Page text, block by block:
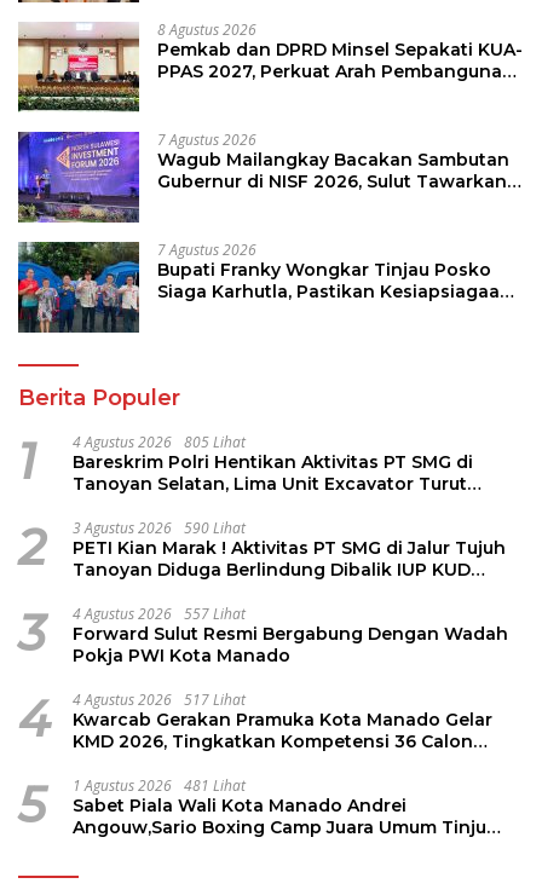
8 Agustus 2026
Pemkab dan DPRD Minsel Sepakati KUA-
PPAS 2027, Perkuat Arah Pembangunan
7 Agustus 2026
Wagub Mailangkay Bacakan Sambutan
Gubernur di NISF 2026, Sulut Tawarkan
7 Agustus 2026
Bupati Franky Wongkar Tinjau Posko
Siaga Karhutla, Pastikan Kesiapsiagaan
Berita Populer
1 4 Agustus 2026 805 Lihat
Bareskrim Polri Hentikan Aktivitas PT SMG di
Tanoyan Selatan, Lima Unit Excavator Turut
2 3 Agustus 2026 590 Lihat
PETI Kian Marak ! Aktivitas PT SMG di Jalur Tujuh
Tanoyan Diduga Berlindung Dibalik IUP KUD
3 4 Agustus 2026 557 Lihat
Forward Sulut Resmi Bergabung Dengan Wadah
Pokja PWI Kota Manado
4 4 Agustus 2026 517 Lihat
Kwarcab Gerakan Pramuka Kota Manado Gelar
KMD 2026, Tingkatkan Kompetensi 36 Calon
5 1 Agustus 2026 481 Lihat
Sabet Piala Wali Kota Manado Andrei
Angouw,Sario Boxing Camp Juara Umum Tinju